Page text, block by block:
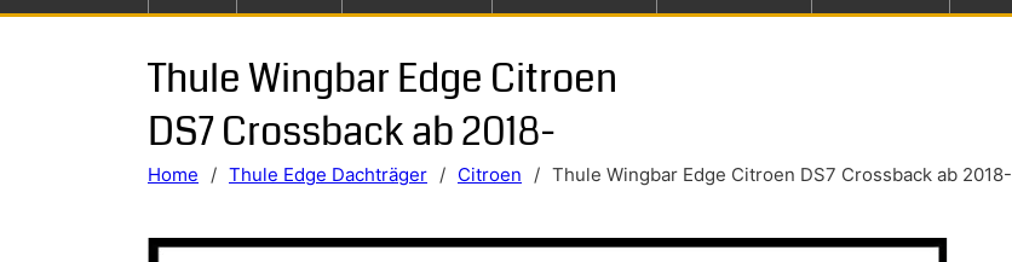
Thule Wingbar Edge Citroen
DS7 Crossback ab 2018-
Home / Thule Edge Dachträger / Citroen / Thule Wingbar Edge Citroen DS7 Crossback ab 2018-